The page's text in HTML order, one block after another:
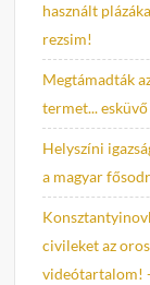
használt
rezsim!
Megtámadták
termet...
Helyszíni
a magyar
civileket az
videótartalom!